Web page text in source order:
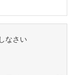
なさい